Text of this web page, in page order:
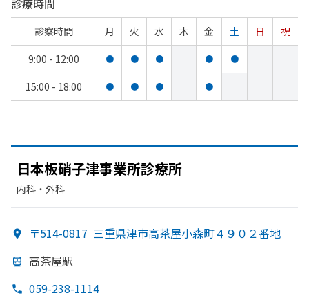
診療時間
診察時間 月 火 水 木 金 土 日
祝
9:00 - 12:00
● ● ● ● ●
15:00 - 18:00 ● ● ● ●
日本板硝子津事業所診療所
内科・​外科
〒514-0817 三重県津市高茶屋小森町４９０２番地
高茶屋駅
059-238-1114